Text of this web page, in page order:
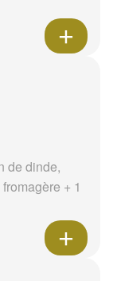
de dinde,
+ 1